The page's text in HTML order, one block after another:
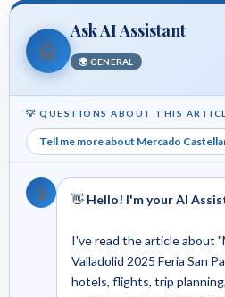
🤖
Ask AI Assistant
🌍 GENERAL
💡 QUESTIONS ABOUT THIS
Tell me more about Mercado
🤖 👋 Hello! I'm your AI
I've read the article about
Valladolid 2025 Feria San
hotels, flights, trip